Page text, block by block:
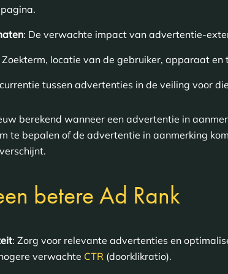
: De verwachte impact van advertentie-
Zoekterm, locatie van de gebruiker, apparaat en
tussen advertenties in de veiling voor
berekend wanneer een advertentie in
te bepalen of de advertentie in aanmerking
betere Ad Rank
: Zorg voor relevante advertenties en
verwachte CTR (doorklikratio).